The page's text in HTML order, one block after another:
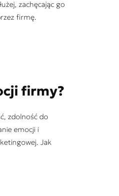
zachęcając go
firmę.
firmy?
zdolność do
emocji i
Jak